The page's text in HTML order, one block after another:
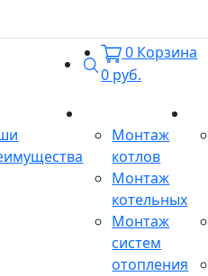
Поиск
0 Корзина
0 руб.
Монтаж
котлов
Монтаж
котельных
Монтаж
систем
отопления